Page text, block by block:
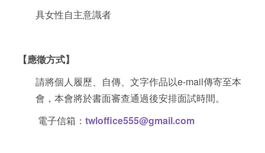
具女性自主意識者
【應徵方式】
請將個人履歷、自傳、文字作品以e-mail傳寄至本
會，本會將於書面審查通過後安排面試時間。
電子信箱： twloffice555@gmail.com